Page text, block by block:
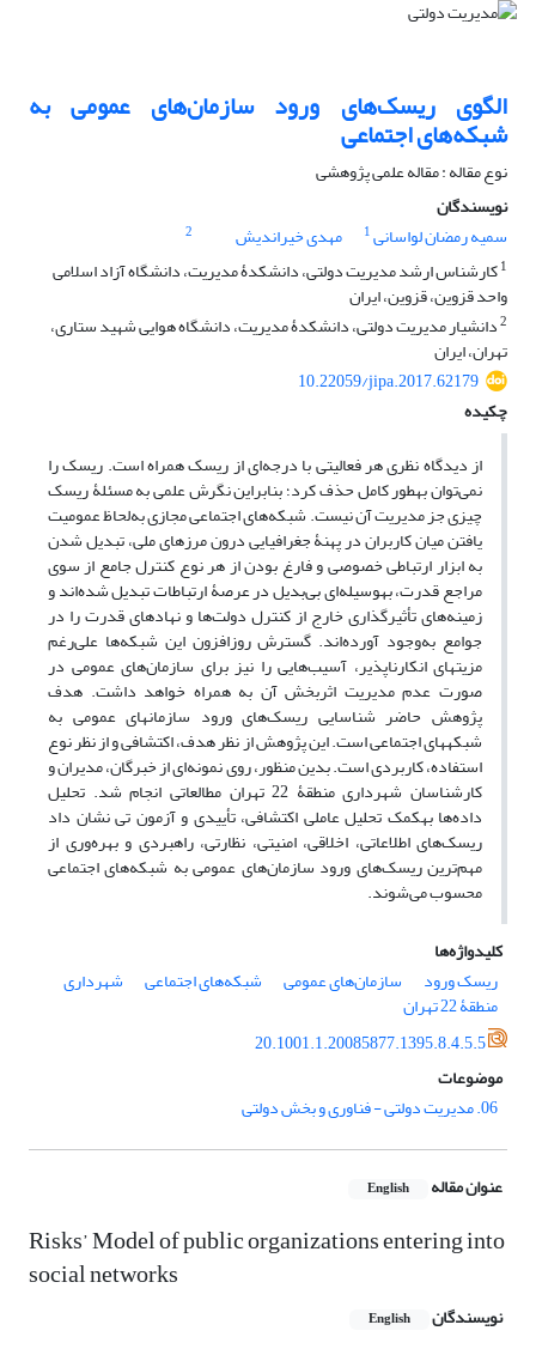
الگوی ریسک‌های ورود سازمان‌های عمومی به
شبکه‌های اجتماعی
نوع مقاله : مقاله علمی پژوهشی
نویسندگان
سمیه رمضان لواسانی1 مهدی خیراندیش
2
1کارشناس ارشد مدیریت دولتی، دانشکدۀ مدیریت، دانشگاه آزاد اسلامی
واحد قزوین، قزوین، ایران
2دانشیار مدیریت دولتی، دانشکدۀ مدیریت، دانشگاه هوایی شهید ستاری،
تهران، ایران
10.22059/jipa.2017.62179
چکیده
از دیدگاه نظری هر فعالیتی با درجه‌ای از ریسک همراه است. ریسک را
نمی‌توان به‎طور کامل حذف کرد؛ بنابراین نگرش علمی به مسئلۀ ریسک
چیزی جز مدیریت آن نیست. شبکه‌های اجتماعی مجازی به‌لحاظ عمومیت
یافتن میان کاربران در پهنۀ جغرافیایی درون مرزهای ملی، تبدیل شدن
به ابزار ارتباطی خصوصی و فارغ بودن از هر نوع کنترل جامع از سوی
مراجع قدرت، به‎وسیله‌ای بی‌بدیل در عرصۀ ارتباطات تبدیل شده‌اند و
زمینه‌های تأثیرگذاری خارج از کنترل دولت‌ها و نهادهای قدرت را در
جوامع به‎‌وجود آورده‌اند. گسترش روزافزون این شبکه‌ها علی‌رغم
مزیت‎های انکارناپذیر، آسیب‌هایی را نیز برای سازمان‌های عمومی در
صورت عدم مدیریت اثربخش آن به همراه خواهد داشت. هدف
پژوهش حاضر شناسایی ریسک‌های ورود سازمان­های عمومی به
شبکه‎های اجتماعی است. این پژوهش از نظر هدف، اکتشافی و از نظر نوع
استفاده، کاربردی است. بدین منظور، روی نمونه‌ای از خبرگان، مدیران و
کارشناسان شهرداری منطقۀ 22 تهران مطالعاتی انجام شد. تحلیل
داده‌ها به‎کمک تحلیل عاملی اکتشافی، تأییدی و آزمون تی نشان داد
ریسک‌های اطلاعاتی، اخلاقی، امنیتی، نظارتی، راهبردی و بهره‌وری از
مهم‌ترین ریسک‌های ورود سازمان‌های عمومی به شبکه‌های اجتماعی
محسوب می‌شوند.
کلیدواژه‌ها
ریسک ورود
سازما‌‌ن‌های عمومی شبکه‌های اجتماعی شهرداری
منطقۀ 22 تهران
20.1001.1.20085877.1395.8.4.5.5
موضوعات
06. مدیریت دولتی - فناوری و بخش دولتی
عنوان مقاله English
Risks’ Model of public organizations entering into
social networks
نویسندگان English